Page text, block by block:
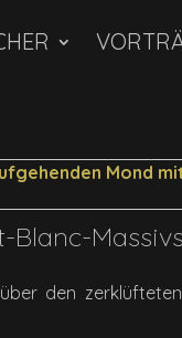
Blanc-Massivs
den